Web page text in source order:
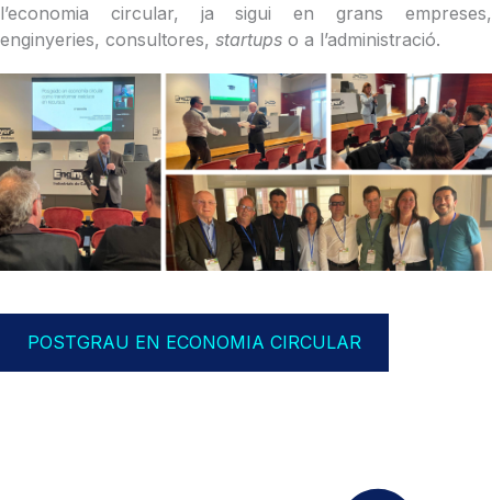
l’economia circular, ja sigui en grans empreses,
enginyeries, consultores, startups o a l’administració.
POSTGRAU EN ECONOMIA CIRCULAR